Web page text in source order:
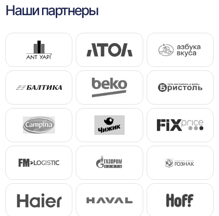
Наши партнеры